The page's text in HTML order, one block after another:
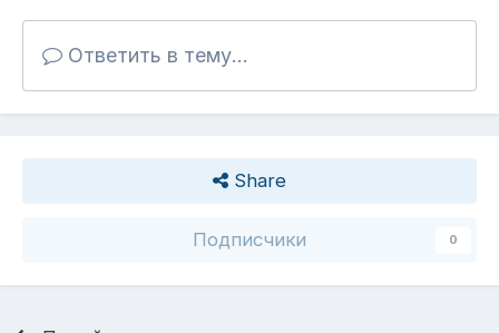
Ответить в тему...
Share
Подписчики 0